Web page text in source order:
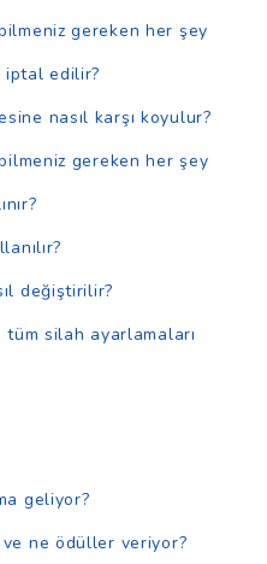
gereken her şey
iptal edilir?
nasıl karşı koyulur?
gereken her şey
değiştirilir?
silah ayarlamaları
geliyor?
ne ödüller veriyor?